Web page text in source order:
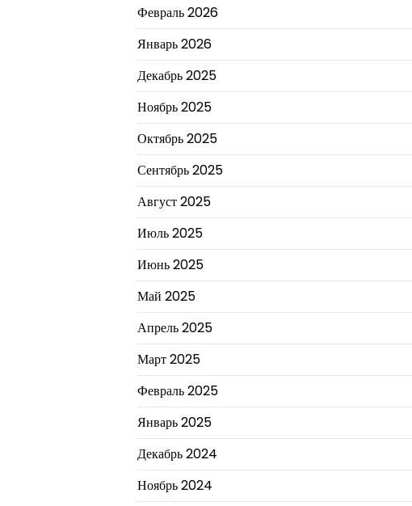
Февраль 2026
Январь 2026
Декабрь 2025
Ноябрь 2025
Октябрь 2025
Сентябрь 2025
Август 2025
Июль 2025
Июнь 2025
Май 2025
Апрель 2025
Март 2025
Февраль 2025
Январь 2025
Декабрь 2024
Ноябрь 2024